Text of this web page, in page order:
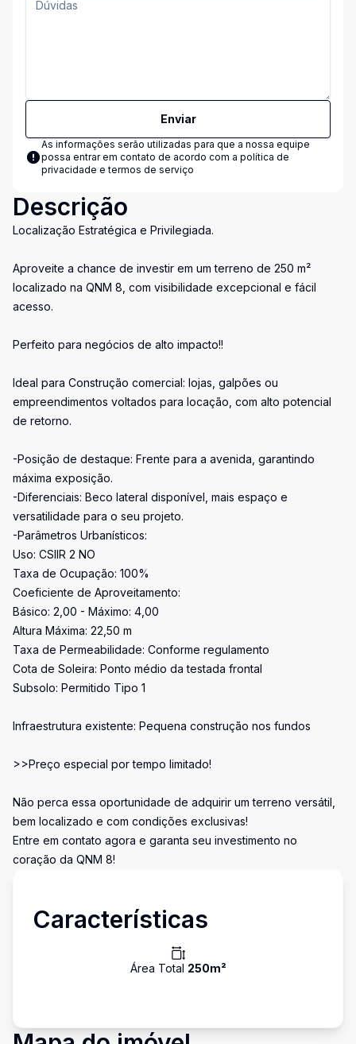
Enviar
As informações serão utilizadas para que a nossa equipe
possa entrar em contato de acordo com a política de
privacidade e termos de serviço
Descrição
Localização Estratégica e Privilegiada.
Aproveite a chance de investir em um terreno de 250 m²
localizado na QNM 8, com visibilidade excepcional e fácil
acesso.
Perfeito para negócios de alto impacto!!
Ideal para Construção comercial: lojas, galpões ou
empreendimentos voltados para locação, com alto potencial
de retorno.
-Posição de destaque: Frente para a avenida, garantindo
máxima exposição.
-Diferenciais: Beco lateral disponível, mais espaço e
versatilidade para o seu projeto.
-Parâmetros Urbanísticos:
Uso: CSIIR 2 NO
Taxa de Ocupação: 100%
Coeficiente de Aproveitamento:
Básico: 2,00 - Máximo: 4,00
Altura Máxima: 22,50 m
Taxa de Permeabilidade: Conforme regulamento
Cota de Soleira: Ponto médio da testada frontal
Subsolo: Permitido Tipo 1
Infraestrutura existente: Pequena construção nos fundos
>>Preço especial por tempo limitado!
Não perca essa oportunidade de adquirir um terreno versátil,
bem localizado e com condições exclusivas!
Entre em contato agora e garanta seu investimento no
coração da QNM 8!
Características
Área Total 250m²